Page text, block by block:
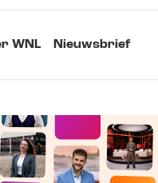
WNL Nieuwsbrief